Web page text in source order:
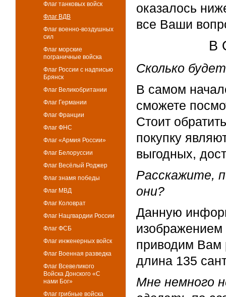
Флаг танковых войск
Флаг ВДВ
Флаг военно-воздушных
сил
Флаг морские
пограничные войска
Флаг России с надписью
Брянск
Флаг Великобритании
Флаг Германии
Флаг Франции
Флаг ФНС
Флаг «Армия России»
Флаг Белоруссии
Флаг Весёлый Роджер
Флаг знамя победы
Флаг МВД
Флаг Коловрат
Флаг Нацгвардии России
Флаг ФСБ
Флаг инженерных войск
Флаг Военная разведка
Флаг Всевеликого
Войска Донского «С
нами Бог»
Флаг грибные войска
оказалось
все Ваши
В
Сколько
В самом
сможете
Стоит
покупку
выгодных,
Расскажите,
они?
Данную
приводим Вам
длина 135
Мне немного